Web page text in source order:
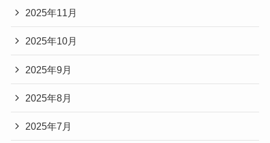
2025年11月
2025年10月
2025年9月
2025年8月
2025年7月